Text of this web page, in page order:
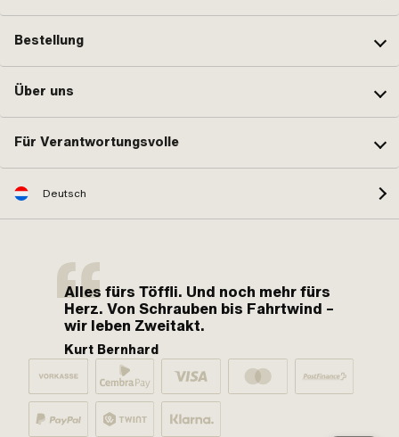
Bestellung
Über uns
Für Verantwortungsvolle
Deutsch
Alles fürs Töffli. Und noch mehr fürs
Herz. Von Schrauben bis Fahrtwind –
wir leben Zweitakt.
Kurt Bernhard